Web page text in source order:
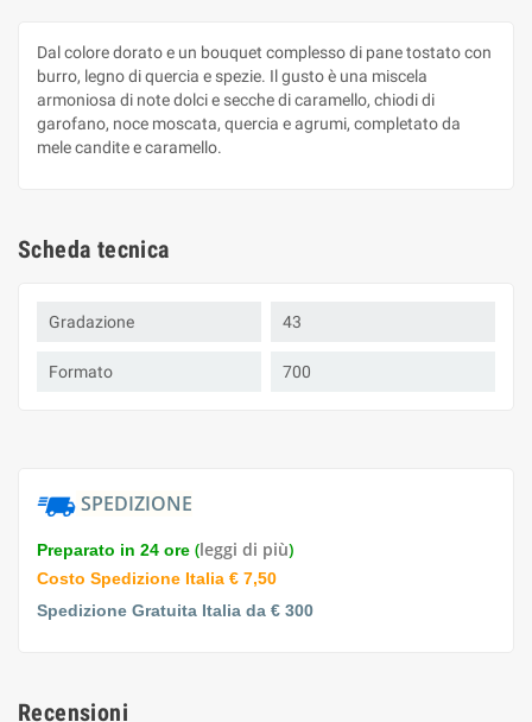
Dal colore dorato e un bouquet complesso di pane tostato con
burro, legno di quercia e spezie. Il gusto è una miscela
armoniosa di note dolci e secche di caramello, chiodi di
garofano, noce moscata, quercia e agrumi, completato da
mele candite e caramello.
Scheda tecnica
Gradazione 43
Formato 700
SPEDIZIONE
Preparato in 24 ore (leggi di più)
Costo Spedizione Italia € 7,50
Spedizione Gratuita Italia da € 300
Recensioni